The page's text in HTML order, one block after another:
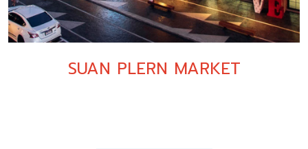
SUAN PLERN MARKET